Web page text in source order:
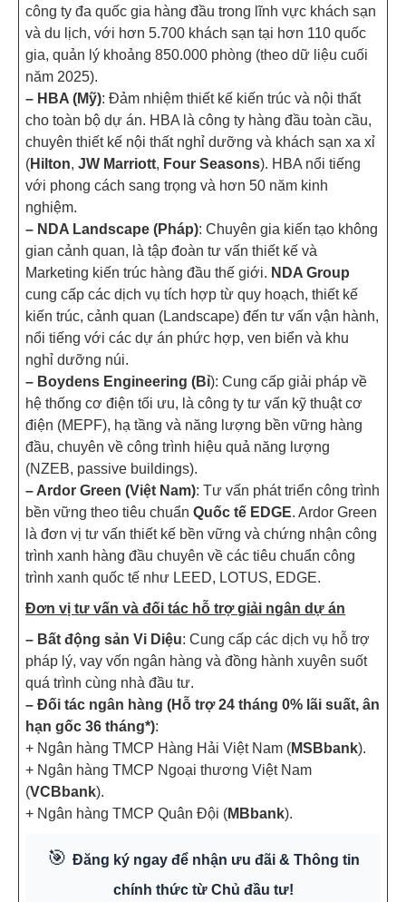
công ty đa quốc gia hàng đầu trong lĩnh vực khách sạn
và du lịch, với hơn 5.700 khách sạn tại hơn 110 quốc
gia, quản lý khoảng 850.000 phòng (theo dữ liệu cuối
năm 2025).
– HBA (Mỹ): Đảm nhiệm thiết kế kiến trúc và nội thất
cho toàn bộ dự án. HBA là công ty hàng đầu toàn cầu,
chuyên thiết kế nội thất nghỉ dưỡng và khách sạn xa xỉ
(Hilton,JW Marriott, Four Seasons). HBA nổi tiếng
với phong cách sang trọng và hơn 50 năm kinh
nghiệm.
– NDA Landscape (Pháp): Chuyên gia kiến tạo không
gian cảnh quan, là tập đoàn tư vấn thiết kế và
Marketing kiến trúc hàng đầu thế giới. NDA Group
cung cấp các dịch vụ tích hợp từ quy hoạch, thiết kế
kiến trúc, cảnh quan (Landscape) đến tư vấn vận hành,
nổi tiếng với các dự án phức hợp, ven biển và khu
nghỉ dưỡng núi.
– Boydens Engineering (Bỉ): Cung cấp giải pháp về
hệ thống cơ điện tối ưu, là công ty tư vấn kỹ thuật cơ
điện (MEPF), hạ tầng và năng lượng bền vững hàng
đầu, chuyên về công trình hiệu quả năng lượng
(NZEB, passive buildings).
– Ardor Green (Việt Nam): Tư vấn phát triển công trình
bền vững theo tiêu chuẩnQuốc tế EDGE. Ardor Green
là đơn vị tư vấn thiết kế bền vững và chứng nhận công
trình xanh hàng đầu chuyên về các tiêu chuẩn công
trình xanh quốc tế như LEED, LOTUS, EDGE.
Đơn vị tư vấn và đối tác hỗ trợ giải ngân dự án
– Bất động sản Vi Diệu: Cung cấp các dịch vụ hỗ trợ
pháp lý, vay vốn ngân hàng và đồng hành xuyên suốt
quá trình cùng nhà đầu tư.
– Đối tác ngân hàng (Hỗ trợ 24 tháng 0% lãi suất, ân
hạn gốc 36 tháng*):
+ Ngân hàng TMCP Hàng Hải Việt Nam (MSBbank).
+ Ngân hàng TMCP Ngoại thương Việt Nam
(VCBbank).
+ Ngân hàng TMCP Quân Đội (MBbank).
🎯 Đăng ký ngay để nhận ưu đãi & Thông tin
chính thức từ Chủ đầu tư!